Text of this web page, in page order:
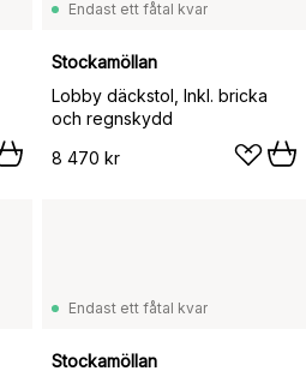
Endast ett fåtal kvar
Stockamöllan
Lobby däckstol, Inkl. bricka
och regnskydd
8 470 kr
Endast ett fåtal kvar
Stockamöllan